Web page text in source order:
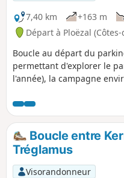
7,40 km
+163 m
Départ à Ploëzal
Boucle au départ du
permettant d'explorer le
l'année), la campagne
distance sont indicatives,
déambulations dans le
Boucle entre
Tréglamus
Visorandonneur